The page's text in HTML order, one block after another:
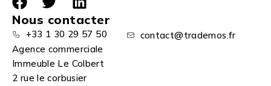
Nous contacter
+33 1 30 29 57 50
contact@trademos.fr
Agence commerciale
Immeuble Le Colbert
2 rue le corbusier